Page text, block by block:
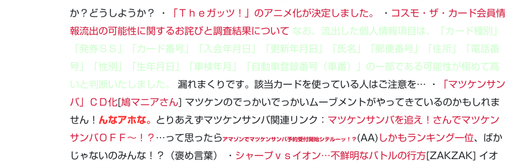
か？どうしようか？ ・
「Ｔｈｅガッツ！」のアニメ化が決定しました。 ・ コスモ・ザ・カード会員情
報流出の可能性に関するお詫びと調査結果について なお、流出した個人情報項目は、「カード種別」
「発券ＳＳ」「カード番号」「入会年月日」「更新年月日」「氏名」「郵便番号」「住所」「電話番
号」「性別」「生年月日」「車検年月」「自動車登録番号（車番）」の一部である可能性が極めて高
いと判断いたしました。
漏れまくりです。該当カードを使っている人はご注意を… ・
「マツケンサン
バ」ＣＤ化[鳩マニアさん] マツケンのでっかいでっかいムーブメントがやってきているのかもしれま
せん！ んなアホな。 とりあえずマツケンサンバ関連リンク： マツケンサンバを追え！さんでマツケン
サンバＯＦＦ～！？ …って思ったらアマゾンでマツケンサンバ予約受付開始シテルーッ！？ (AA) しかもランキング一位、ばか
じゃないのみんな！？（褒め言葉） ・ シャープｖｓイオン…不鮮明なバトルの行方[ZAKZAK] イオ